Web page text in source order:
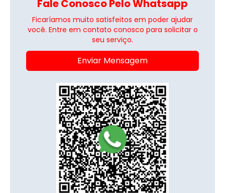
Fale Conosco Pelo Whatsapp
Ficaríamos muito satisfeitos em poder ajudar
você. Entre em contato conosco para solicitar o
seu serviço.
Enviar Mensagem